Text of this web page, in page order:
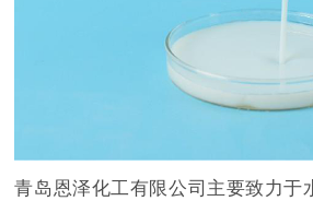
青岛恩泽化工有限公司主要致力于